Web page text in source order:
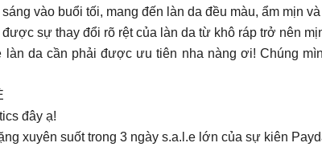
vào buổi tối, mang đến làn da đều màu, ẩm mịn
sự thay đổi rõ rệt của làn da từ khô ráp trở nên
da cần phải được ưu tiên nha nàng ơi! Chúng
đây ạ!
xuyên suốt trong 3 ngày s.a.l.e lớn của sự kiên